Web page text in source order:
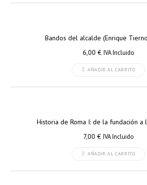
Bandos del alcalde (Enrique
6,00 € IVA Incluido
AÑADIR AL CARRITO
Historia de Roma I: de la fundación a
7,00 € IVA Incluido
AÑADIR AL CARRITO